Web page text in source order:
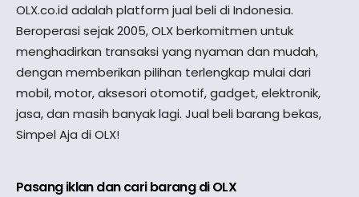
OLX.co.id adalah platform jual beli di Indonesia.
Beroperasi sejak 2005, OLX berkomitmen untuk
menghadirkan transaksi yang nyaman dan mudah,
dengan memberikan pilihan terlengkap mulai dari
mobil, motor, aksesori otomotif, gadget, elektronik,
jasa, dan masih banyak lagi. Jual beli barang bekas,
Simpel Aja di OLX!
Pasang iklan dan cari barang di OLX